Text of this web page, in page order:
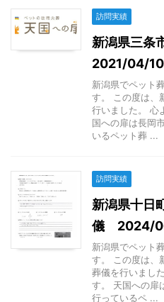
訪問実績
新潟県三条
2021/04/10
新潟県でペット
す。 この度は、
行いました。 心
国への扉は長岡
いるペット葬 ...
訪問実績
新潟県十日
儀 2024/
新潟県でペット
す。 この度は、
葬儀を行いまし
す。 天国への扉
行っているペ ...